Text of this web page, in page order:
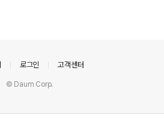
로그인 고객센터
© Daum Corp.